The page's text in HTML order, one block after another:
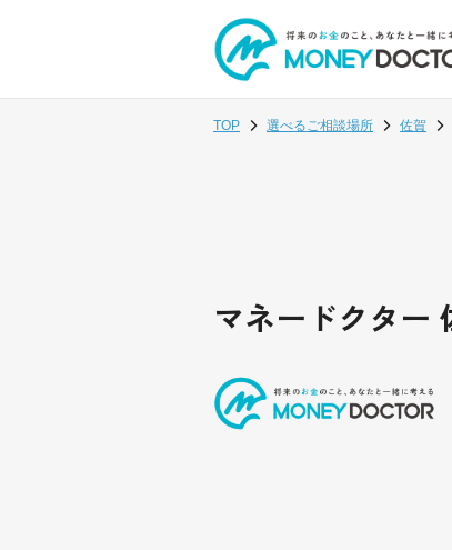
TOP 選べるご相談場所 佐賀
マネードクター